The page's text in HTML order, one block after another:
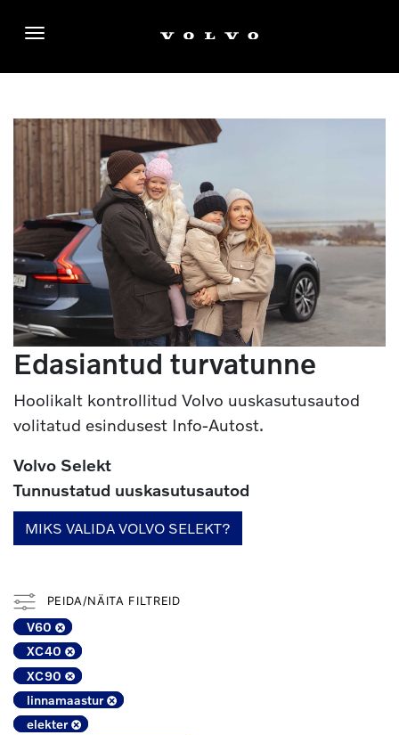
Edasiantud turvatunne
Hoolikalt kontrollitud Volvo uuskasutusautod
volitatud esindusest Info-Autost.
Volvo Selekt
Tunnustatud uuskasutusautod
MIKS VALIDA VOLVO SELEKT?
PEIDA/NÄITA FILTREID
V60
XC40
XC90
linnamaastur
elekter